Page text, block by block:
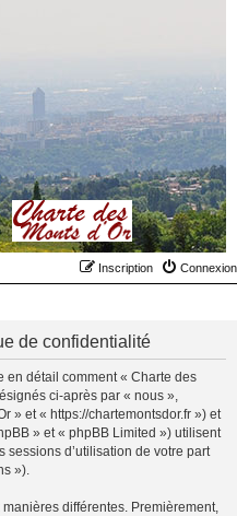
Connexion
Inscription
de confidentialité
détail comment « Charte des
ci-après par « nous »,
» et « https://chartemontsdor.fr ») et
» et « phpBB Limited ») utilisent
d’utilisation de votre part
»).
différentes. Premièrement,